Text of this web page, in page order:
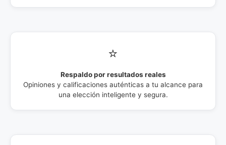
⭐
Respaldo por resultados reales
Opiniones y calificaciones auténticas a tu alcance para
una elección inteligente y segura.